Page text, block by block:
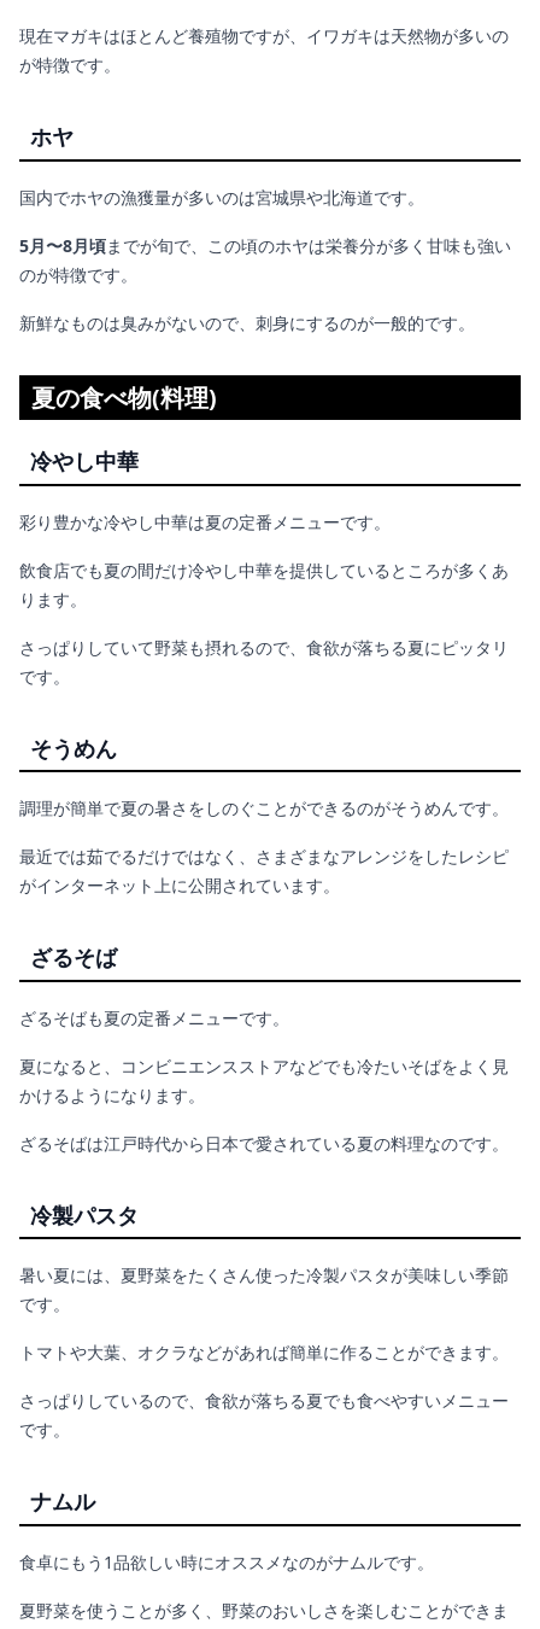
現在マガキはほとんど養殖物ですが、イワガキは天然物が多いの
が特徴です。
ホヤ
国内でホヤの漁獲量が多いのは宮城県や北海道です。
5月〜8月頃までが旬で、この頃のホヤは栄養分が多く甘味も強い
のが特徴です。
新鮮なものは臭みがないので、刺身にするのが一般的です。
夏の食べ物(料理)
冷やし中華
彩り豊かな冷やし中華は夏の定番メニューです。
飲食店でも夏の間だけ冷やし中華を提供しているところが多くあ
ります。
さっぱりしていて野菜も摂れるので、食欲が落ちる夏にピッタリ
です。
そうめん
調理が簡単で夏の暑さをしのぐことができるのがそうめんです。
最近では茹でるだけではなく、さまざまなアレンジをしたレシピ
がインターネット上に公開されています。
ざるそば
ざるそばも夏の定番メニューです。
夏になると、コンビニエンスストアなどでも冷たいそばをよく見
かけるようになります。
ざるそばは江戸時代から日本で愛されている夏の料理なのです。
冷製パスタ
暑い夏には、夏野菜をたくさん使った冷製パスタが美味しい季節
です。
トマトや大葉、オクラなどがあれば簡単に作ることができます。
さっぱりしているので、食欲が落ちる夏でも食べやすいメニュー
です。
ナムル
食卓にもう1品欲しい時にオススメなのがナムルです。
夏野菜を使うことが多く、野菜のおいしさを楽しむことができま